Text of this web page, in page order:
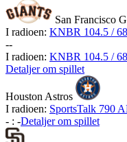
San Francisco
I radioen: KNBR 104.5 /
--
I radioen: KNBR 104.5 /
Detaljer om spillet
Houston Astros
I radioen: SportsTalk 790
- : -Detaljer om spillet